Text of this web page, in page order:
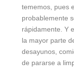
tememos, pues
probablemente
rápidamente. Y
la mayor parte
desayunos,
de pararse a